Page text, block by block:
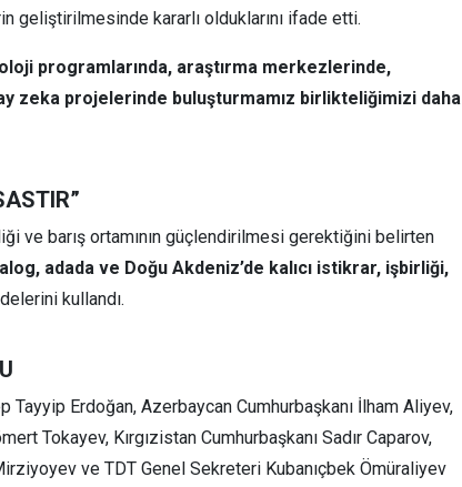
geliştirilmesinde kararlı olduklarını ifade etti.
programlarında, araştırma merkezlerinde,
zeka projelerinde buluşturmamız birlikteliğimizi daha
ve barış ortamının güçlendirilmesi gerektiğini belirten
adada ve Doğu Akdeniz’de kalıcı istikrar, işbirliği,
kullandı.
Tayyip Erdoğan, Azerbaycan Cumhurbaşkanı İlham Aliyev,
Tokayev, Kırgızistan Cumhurbaşkanı Sadır Caparov,
ve TDT Genel Sekreteri Kubanıçbek Ömüraliyev